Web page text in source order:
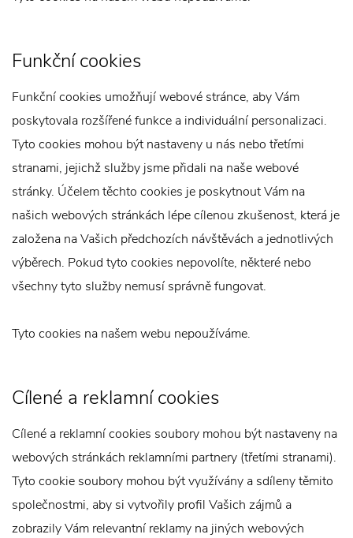
Funkční cookies
Funkční cookies umožňují webové stránce, aby Vám
poskytovala rozšířené funkce a individuální personalizaci.
Tyto cookies mohou být nastaveny u nás nebo třetími
stranami, jejichž služby jsme přidali na naše webové
stránky. Účelem těchto cookies je poskytnout Vám na
našich webových stránkách lépe cílenou zkušenost, která je
založena na Vašich předchozích návštěvách a jednotlivých
výběrech. Pokud tyto cookies nepovolíte, některé nebo
všechny tyto služby nemusí správně fungovat.
Tyto cookies na našem webu nepoužíváme.
Cílené a reklamní cookies
Cílené a reklamní cookies soubory mohou být nastaveny na
webových stránkách reklamními partnery (třetími stranami).
Tyto cookie soubory mohou být využívány a sdíleny těmito
společnostmi, aby si vytvořily profil Vašich zájmů a
zobrazily Vám relevantní reklamy na jiných webových